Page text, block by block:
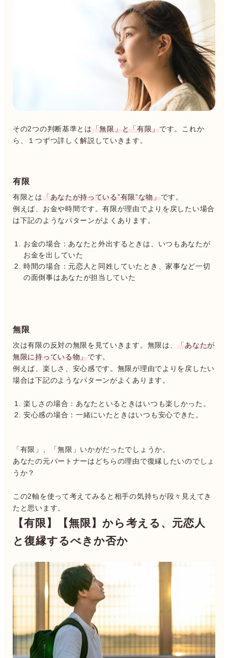
その2つの判断基準とは 「無限」と「有限」 です。これか
ら、１つずつ詳しく解説していきます。
有限
有限とは 「あなたが持っている”有限”な物」 です。
例えば、お金や時間です。有限が理由でよりを戻したい場合
は下記のようなパターンがよくあります。
お金の場合：あなたと外出するときは、いつもあなたが
お金を出していた
時間の場合：元恋人と同姓していたとき、家事など一切
の面倒事はあなたが担当していた
無限
次は有限の反対の無限を見ていきます。無限は、
「あなたが
無限に持っている物」 です。
例えば、楽しさ、安心感です。無限が理由でよりを戻したい
場合は下記のようなパターンがよくあります。
楽しさの場合：あなたといるときはいつも楽しかった。
安心感の場合：一緒にいたときはいつも安心できた。
「有限」、「無限」いかがだったでしょうか。
あなたの元パートナーはどちらの理由で復縁したいのでしょ
うか？
この2軸を使って考えてみると相手の気持ちが段々見えてき
たと思います。
【有限】【無限】から考える、元恋人
と復縁するべきか否か